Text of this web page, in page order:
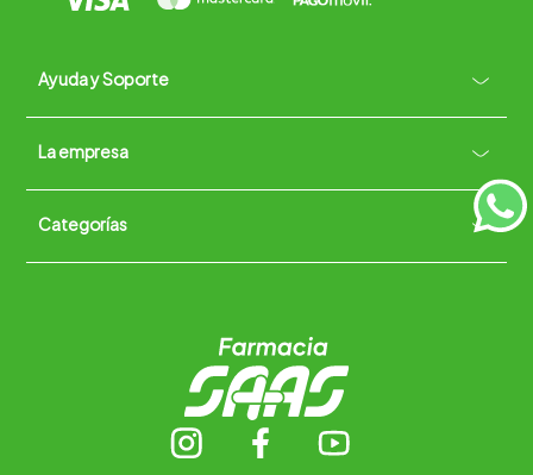
Ayuda y Soporte +
Contacto vía WhatsApp
Términos y condiciones
La empresa +
Quiénes somos
Trabaja con nosotros
Categorías +